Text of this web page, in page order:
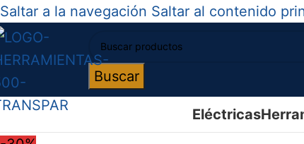
Saltar a la navegación Saltar al contenido
Buscar
Eléctricas